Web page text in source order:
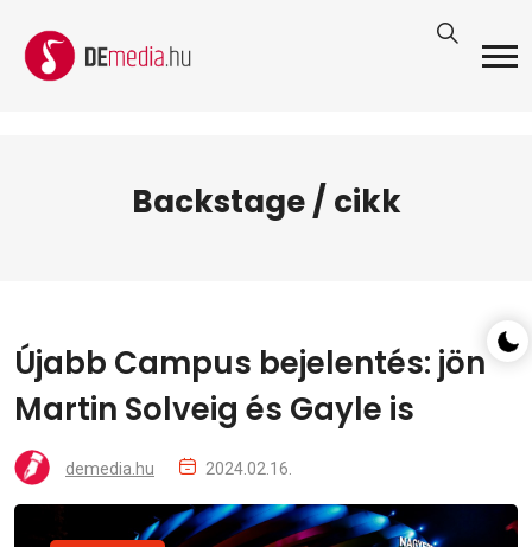
Backstage / cikk
Újabb Campus bejelentés: jön
Martin Solveig és Gayle is
demedia.hu 2024.02.16.